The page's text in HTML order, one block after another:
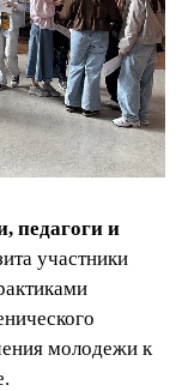
педагоги и
участники
молодежи к